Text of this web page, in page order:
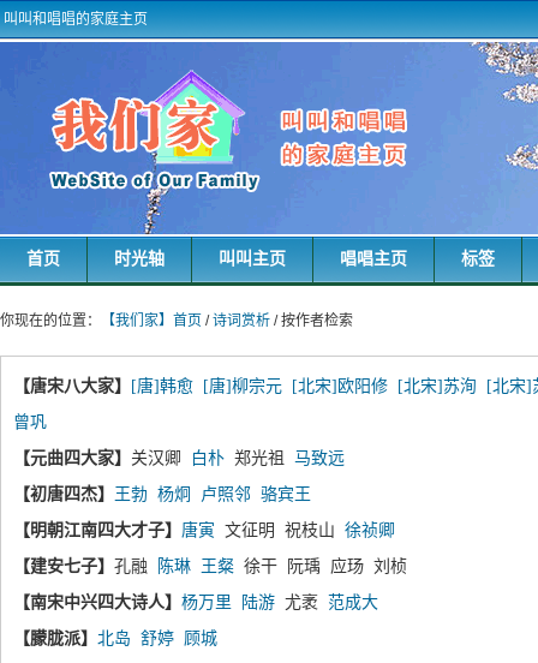
叫叫和唱唱的家庭主页
首页 时光轴 叫叫主页 唱唱主页 标签
你现在的位置： 【我们家】首页 /诗词赏析 / 按作者检索
【唐宋八大家】 [唐]韩愈 [唐]柳宗元 [北宋]欧阳修 [北宋]苏洵
[北宋]
曾巩
【元曲四大家】 关汉卿 白朴 郑光祖 马致远
【初唐四杰】
王勃 杨炯 卢照邻 骆宾王
【明朝江南四大才子】 唐寅 文征明 祝枝山 徐祯卿
【建安七子】 孔融 陈琳 王粲 徐干 阮瑀 应玚 刘桢
【南宋中兴四大诗人】 杨万里 陆游 尤袤 范成大
【朦胧派】 北岛 舒婷 顾城